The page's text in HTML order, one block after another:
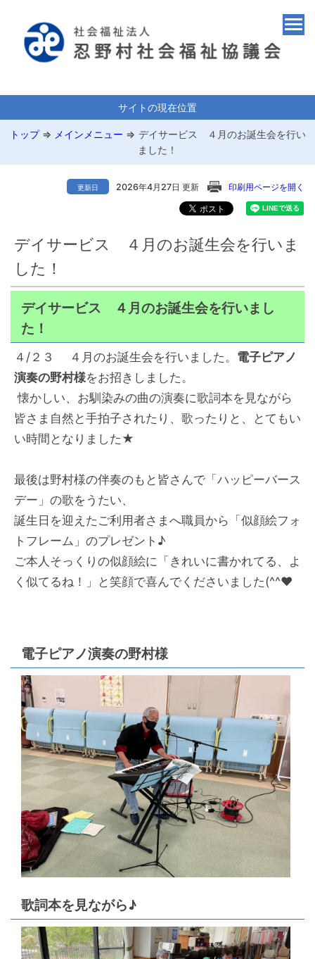
サイトの現在位置
トップ⇒ メインメニュー ⇒ デイサービス ４月のお誕生会を行い
ました！
更新日 2026年4月27日 更新 印刷用ページを開く
デイサービス ４月のお誕生会を行いま
した！
デイサービス ４月のお誕生会を行いまし
た！
４/２３ ４月のお誕生会を行いました。 電子ピアノ
演奏の野村様をお招きしました。
懐かしい、お馴染みの曲の演奏に歌詞本を見ながら
皆さま自然と手拍子されたり、歌ったりと、とてもい
い時間となりました★
最後は野村様の伴奏のもと皆さんで「ハッピーバース
デー」の歌をうたい、
誕生日を迎えたご利用者さまへ職員から「似顔絵フォ
トフレーム」のプレゼント♪
ご本人そっくりの似顔絵に「きれいに書かれてる、よ
く似てるね！」と笑顔で喜んでくださいました(^^♥
電子ピアノ演奏の野村様
歌詞本を見ながら♪